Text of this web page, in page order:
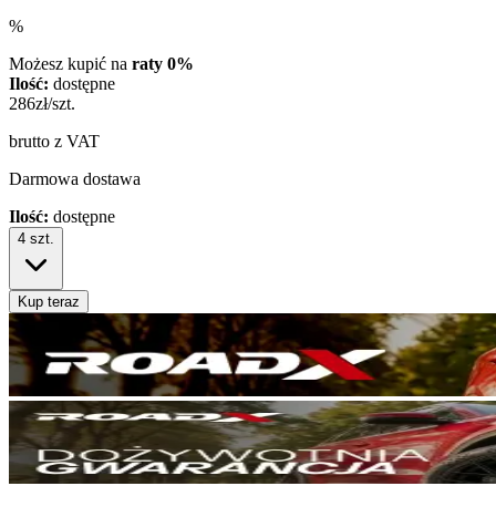
%
Możesz kupić na raty 0%
Ilość: dostępne
286zł/szt.
brutto z VAT
Darmowa dostawa
Ilość: dostępne
4 szt.
Kup teraz